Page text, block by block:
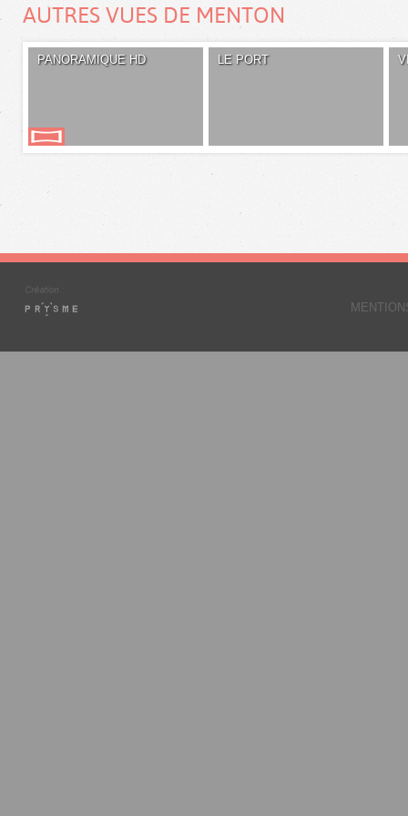
AUTRES VUES DE MENTON
PANORAMIQUE HD LE PORT